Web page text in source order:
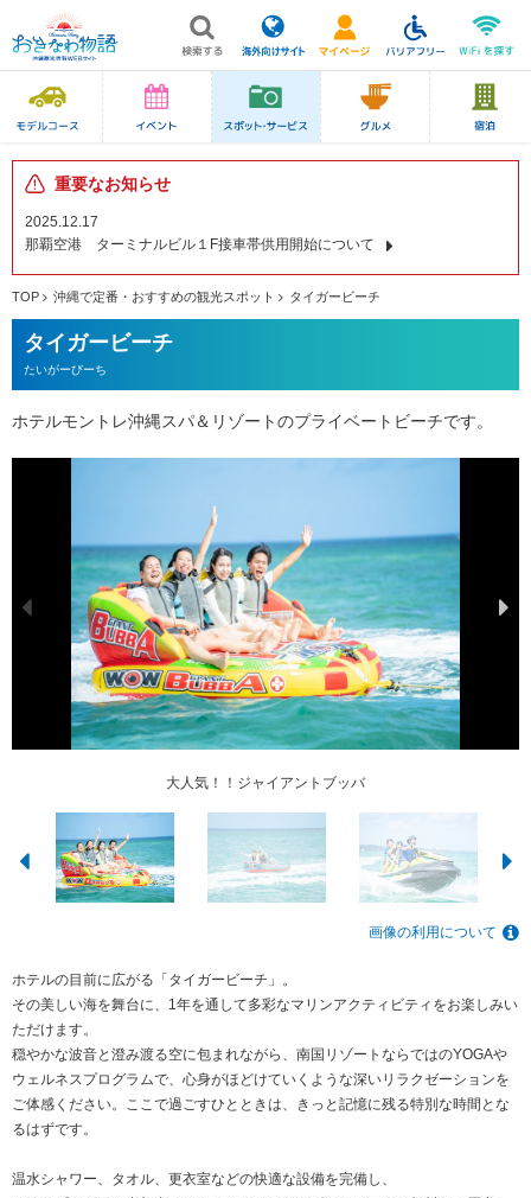
重要なお知らせ
2025.12.17
那覇空港 ターミナルビル１F接車帯供用開始について
TOP 沖縄で定番・おすすめの観光スポット タイガービーチ
タイガービーチ
たいがーびーち
ホテルモントレ沖縄スパ＆リゾートのプライベートビーチです。
大人気！！ジャイアントブッバ
スリル満点！ジャイアントスリラー
恩納村の海を水上バイク遊覧で満喫♪
グループで楽しめる”ドラゴンボート遊覧”
弊社オリジナルのスノーケルポイント”お魚パラダイス”
船底がガラスになっている！グラスボート遊覧船”タイガービーチ号”
小さいお子様もご参加いただける”グラスボート遊覧”
画像の利用について
ホテルの目前に広がる「タイガービーチ」。
その美しい海を舞台に、1年を通して多彩なマリンアクティビティをお楽しみい
ただけます。
穏やかな波音と澄み渡る空に包まれながら、南国リゾートならではのYOGAや
ウェルネスプログラムで、心身がほどけていくような深いリラクゼーションを
ご体感ください。ここで過ごすひとときは、きっと記憶に残る特別な時間とな
るはずです。
温水シャワー、タオル、更衣室などの快適な設備を完備し、